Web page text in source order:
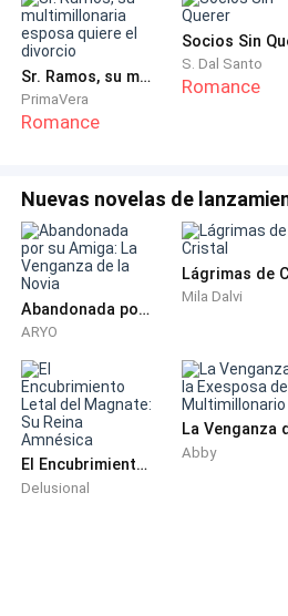
escuchó una risa femenina,
seguida por la voz
El alma se le vació. Dio dos
Su prometido y su prima,
desnudos, ajenos a todo. El
el sudor, las caricias… todo era
escena imposible de borrar.
La botella cayó. El vidrio se
el champán se esparció como
sonido los despertó de su
cubriéndose torpemente con la
Daniel giraba el rostro, pálido,
Sr. Ramos, su multimillonaria esposa quiere el divorcio
PrimaVera
Romance
S. Dal Santo
Romance
Nuevas novelas de
Abandonada por su Amiga: La Venganza de la Novia
ARYO
Mila Dalvi
El Encubrimiento Letal del Magnate: Su Reina Amnésica
Delusional
Abby